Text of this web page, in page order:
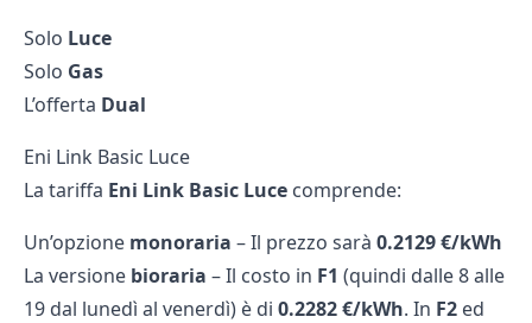
Solo Luce
Solo Gas
L’offerta Dual
Eni Link Basic Luce
La tariffa Eni Link Basic Luce comprende:
Un’opzione monoraria – Il prezzo sarà 0.2129 €/kWh
La versione bioraria – Il costo in F1 (quindi dalle 8 alle
19 dal lunedì al venerdì) è di 0.2282 €/kWh. In F2 ed